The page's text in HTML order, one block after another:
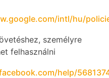
intl/hu/
személyre
felhasználni
help/